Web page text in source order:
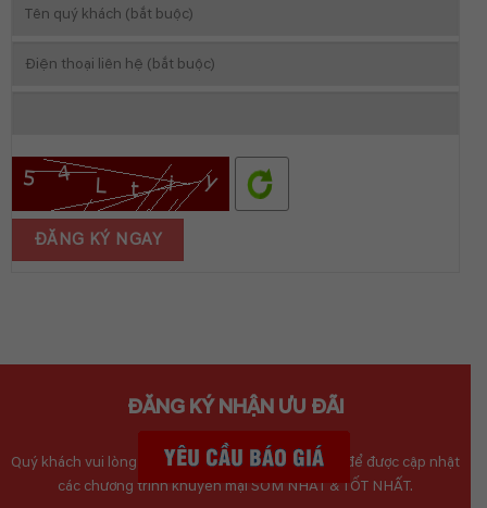
ĐĂNG KÝ NHẬN ƯU ĐÃI
Quý khách vui lòng điền đầy đủ thông tin bên dưới để được cập nhật
các chương trình khuyến mại SỚM NHẤT & TỐT NHẤT.